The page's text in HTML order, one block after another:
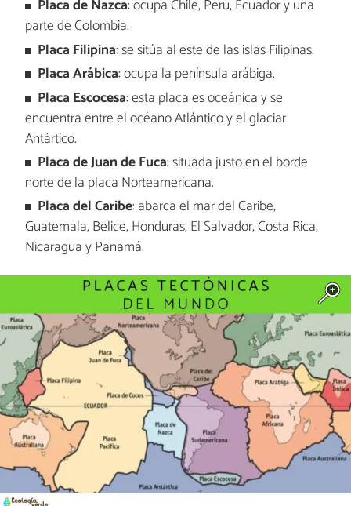
Placa de Nazca: ocupa Chile, Perú, Ecuador y una
parte de Colombia.
Placa Filipina: se sitúa al este de las islas Filipinas.
Placa Arábica: ocupa la península arábiga.
Placa Escocesa: esta placa es oceánica y se
encuentra entre el océano Atlántico y el glaciar
Antártico.
Placa de Juan de Fuca: situada justo en el borde
norte de la placa Norteamericana.
Placa del Caribe: abarca el mar del Caribe,
Guatemala, Belice, Honduras, El Salvador, Costa Rica,
Nicaragua y Panamá.